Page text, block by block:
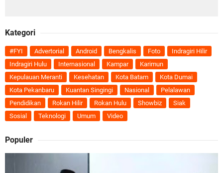
Kategori
#FYI Advertorial Android Bengkalis Foto
Indragiri Hilir
Indragiri Hulu
Internasional Kampar
Karimun
Kepulauan Meranti
Kesehatan Kota Batam
Kota Dumai
Kota Pekanbaru
Kuantan Singingi Nasional
Pelalawan
Pendidikan
Rokan Hilir Rokan Hulu Showbiz
Siak
Sosial
Teknologi Umum Video
Populer